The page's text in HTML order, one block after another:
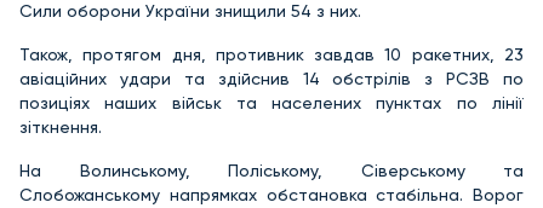
Сили оборони України знищили 54 з них.
Також, протягом дня, противник завдав 10 ракетних, 23
авіаційних удари та здійснив 14 обстрілів з РСЗВ по
позиціях наших військ та населених пунктах по лінії
зіткнення.
На Волинському, Поліському, Сіверському та
Слобожанському напрямках обстановка стабільна. Ворог